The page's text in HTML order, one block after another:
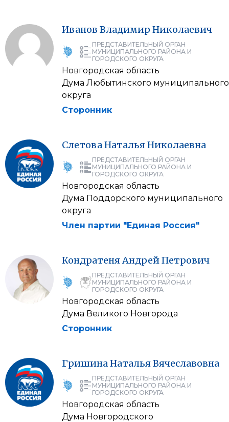
Иванов Владимир Николаевич
ПРЕДСТАВИТЕЛЬНЫЙ ОРГАН
МУНИЦИПАЛЬНОГО РАЙОНА И
ГОРОДСКОГО ОКРУГА
Новгородская область
Дума Любытинского муниципального
округа
Сторонник
СлетоваНатальяНиколаевна
ПРЕДСТАВИТЕЛЬНЫЙ ОРГАН
МУНИЦИПАЛЬНОГО РАЙОНА И
ГОРОДСКОГО ОКРУГА
Новгородская область
Дума Поддорского муниципального
округа
Член партии "Единая Россия"
КондратеняАндрейПетрович
ПРЕДСТАВИТЕЛЬНЫЙ ОРГАН
МУНИЦИПАЛЬНОГО РАЙОНА И
ГОРОДСКОГО ОКРУГА
Новгородская область
Дума Великого Новгорода
Сторонник
ГришинаНатальяВячеславовна
ПРЕДСТАВИТЕЛЬНЫЙ ОРГАН
МУНИЦИПАЛЬНОГО РАЙОНА И
ГОРОДСКОГО ОКРУГА
Новгородская область
Дума Новгородского